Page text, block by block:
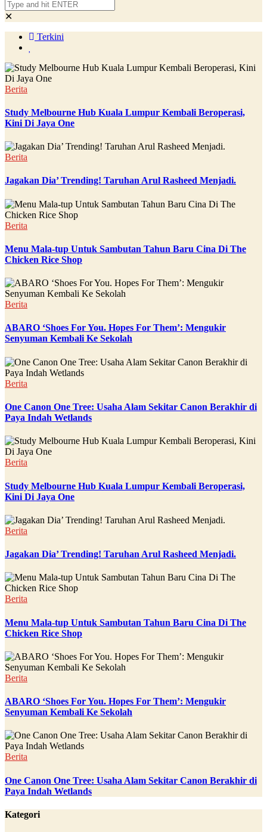
✕
Terkini
Berita
Study Melbourne Hub Kuala Lumpur Kembali Beroperasi,
Kini Di Jaya One
Berita
Jagakan Dia’ Trending! Taruhan Arul Rasheed Menjadi.
Berita
Menu Mala-tup Untuk Sambutan Tahun Baru Cina Di The
Chicken Rice Shop
Berita
ABARO ‘Shoes For You. Hopes For Them’: Mengukir
Senyuman Kembali Ke Sekolah
Berita
One Canon One Tree: Usaha Alam Sekitar Canon Berakhir di
Paya Indah Wetlands
Berita
Study Melbourne Hub Kuala Lumpur Kembali Beroperasi,
Kini Di Jaya One
Berita
Jagakan Dia’ Trending! Taruhan Arul Rasheed Menjadi.
Berita
Menu Mala-tup Untuk Sambutan Tahun Baru Cina Di The
Chicken Rice Shop
Berita
ABARO ‘Shoes For You. Hopes For Them’: Mengukir
Senyuman Kembali Ke Sekolah
Berita
One Canon One Tree: Usaha Alam Sekitar Canon Berakhir di
Paya Indah Wetlands
Kategori